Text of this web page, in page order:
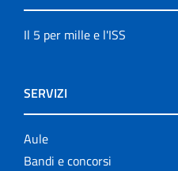
Il 5 per mille e l'ISS
SERVIZI
Aule
Bandi e concorsi